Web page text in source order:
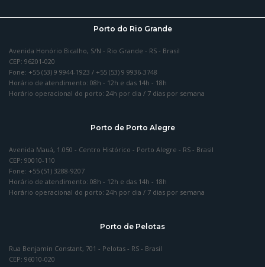
Porto do Rio Grande
Avenida Honório Bicalho, S/N - Rio Grande - RS - Brasil
CEP: 96201-020
Fone: +55 (53) 9 9944-1923 / +55 (53) 9 9936-3748
Horário de atendimento: 08h - 12h e das 14h - 18h
Horário operacional do porto: 24h por dia / 7 dias por semana
Porto de Porto Alegre
Avenida Mauá, 1.050 - Centro Histórico - Porto Alegre - RS - Brasil
CEP: 90010-110
Fone: +55 (51) 3288-9207
Horário de atendimento: 08h - 12h e das 14h - 18h
Horário operacional do porto: 24h por dia / 7 dias por semana
Porto de Pelotas
Rua Benjamin Constant, 701 - Pelotas - RS - Brasil
CEP: 96010-020